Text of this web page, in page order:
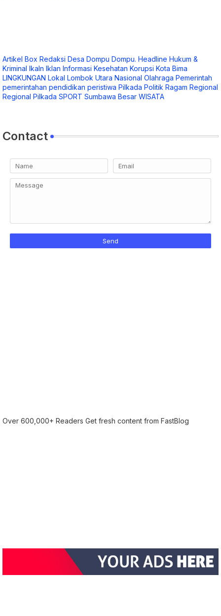
Artikel Box Redaksi Desa Dompu Dompu. Headline Hukum &
Kriminal Ikaln Iklan Informasi Kesehatan Korupsi Kota Bima
LINGKUNGAN Lokal Lombok Utara Nasional Olahraga Pemerintah
pemerintahan pendidikan peristiwa Pilkada Politik Ragam Regional
Regional Pilkada SPORT Sumbawa Besar WISATA
Contact
Over 600,000+ Readers Get fresh content from FastBlog